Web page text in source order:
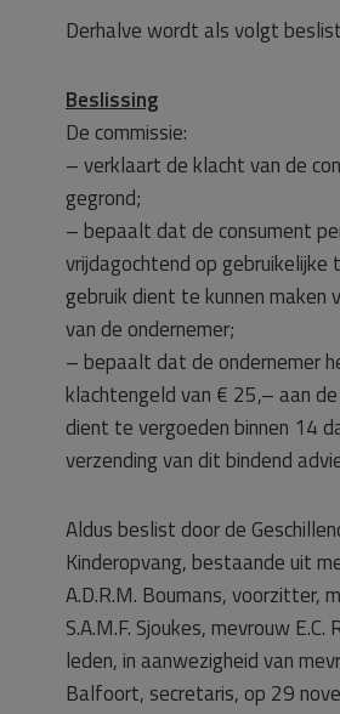
Derhalve wordt als volgt
Beslissing
De commissie:
– verklaart de klacht van de
gegrond;
– bepaalt dat de consument
vrijdagochtend op gebruikelijke
gebruik dient te kunnen maken
van de ondernemer;
– bepaalt dat de ondernemer
klachtengeld van € 25,– aan
dient te vergoeden binnen 14
verzending van dit bindend
Aldus beslist door de
Kinderopvang, bestaande uit
A.D.R.M. Boumans, voorzitter,
S.A.M.F. Sjoukes, mevrouw E.C.
leden, in aanwezigheid van
Balfoort, secretaris, op 29